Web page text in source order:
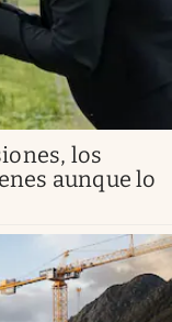
los
aunque lo